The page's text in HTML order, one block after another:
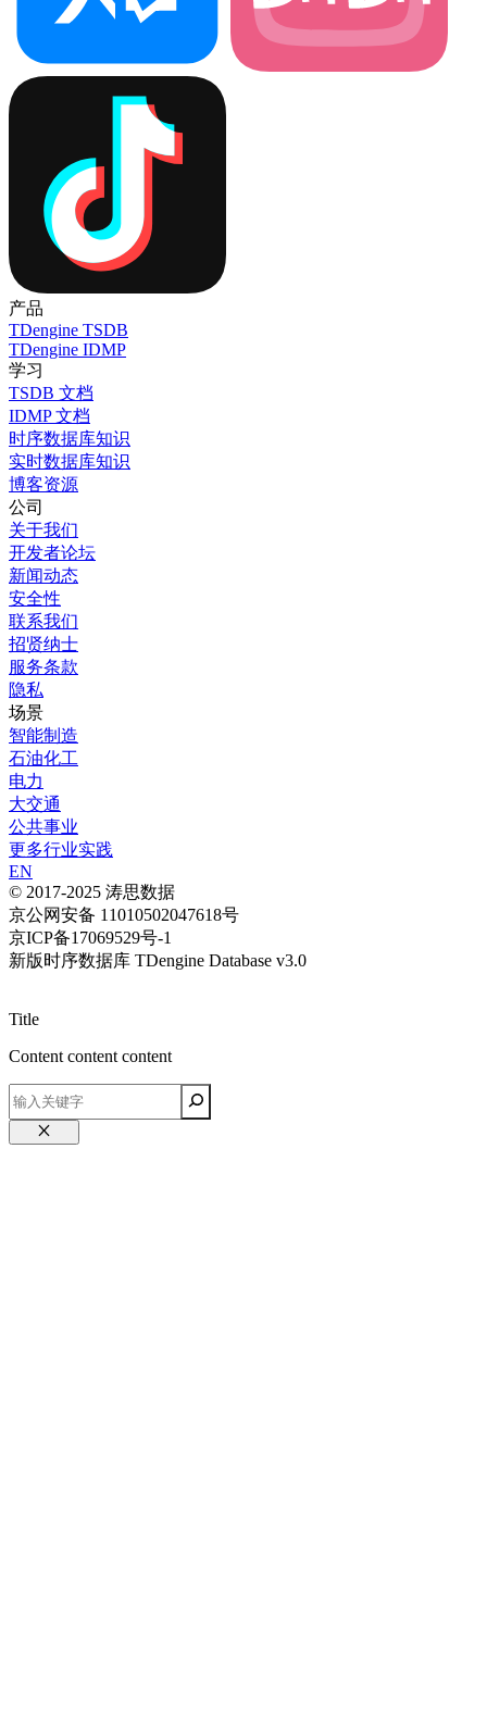
产品
TDengine TSDB
TDengine IDMP
学习
TSDB 文档
IDMP 文档
时序数据库知识
实时数据库知识
博客资源
公司
关于我们
开发者论坛
新闻动态
安全性
联系我们
招贤纳士
服务条款
隐私
场景
智能制造
石油化工
电力
大交通
公共事业
更多行业实践
EN
© 2017-2025 涛思数据
京公网安备 11010502047618号
京ICP备17069529号-1
新版时序数据库 TDengine Database v3.0
Title
Content content content
关